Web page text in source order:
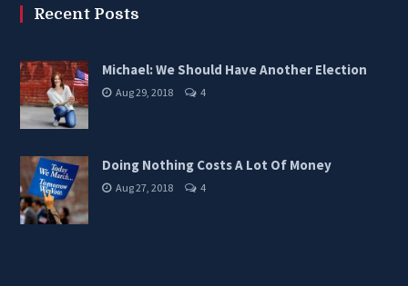
Recent Posts
Michael: We Should Have Another Election
Aug 29, 2018 4
Doing Nothing Costs A Lot Of Money
Aug 27, 2018 4